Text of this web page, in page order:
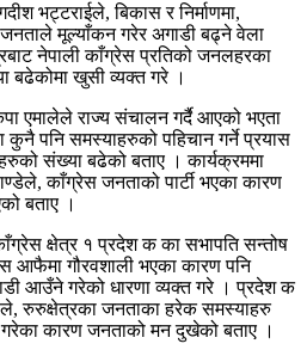
भट्टराईले, बिकास र निर्माणमा,
मूल्याँकन गरेर अगाडी बढ्ने वेला
नेपाली काँग्रेस प्रतिको जनलहरका
बढेकोमा खुसी व्यक्त गरे ।
एमालेले राज्य संचालन गर्दै आएको भएता
कुनै पनि समस्याहरुको पहिचान गर्ने प्रयास
संख्या बढेको बताए । कार्यक्रममा
काँग्रेस जनताको पार्टी भएका कारण
बताए ।
क्षेत्र १ प्रदेश क का सभापति सन्तोष
आफैमा गौरवशाली भएका कारण पनि
आउँने गरेको धारणा व्यक्त गरे । प्रदेश क
रुरुक्षेत्रका जनताका हरेक समस्याहरु
गरेका कारण जनताको मन दुखेको बताए ।